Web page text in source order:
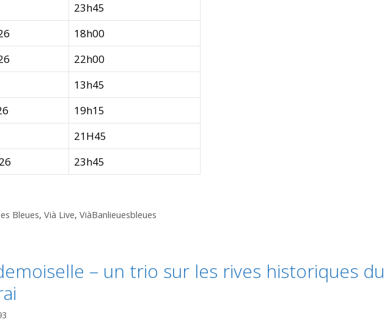
23h45
18h00
22h00
13h45
19h15
21H45
23h45
Bleues, Vià Live, ViàBanlieuesbleues
– un trio sur les rives historiques du